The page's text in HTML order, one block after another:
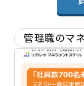
管理職のマ